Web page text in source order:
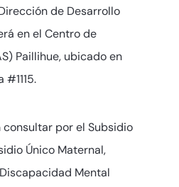
de Desarrollo
en el Centro de
Paillihue, ubicado en
por el Subsidio
Único Maternal,
Mental